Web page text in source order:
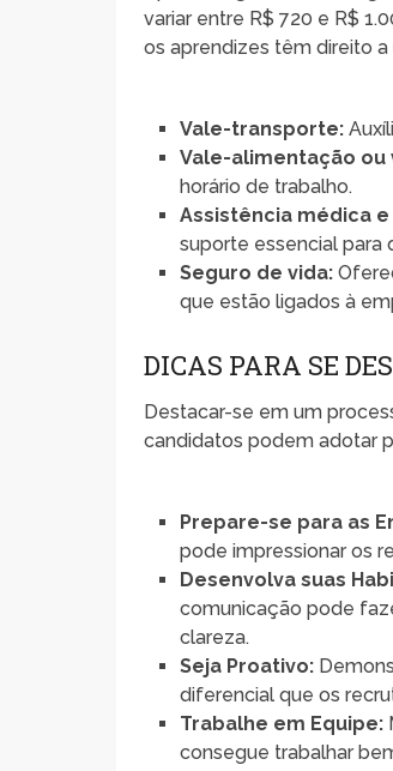
variar entre R$ 720 e R$
os aprendizes têm direito
Vale-transporte:
Vale-alimentação
horário de trabalho.
Assistência médica
suporte essencial
Seguro de vida:
que estão ligados à
DICAS PARA SE
Destacar-se em um
candidatos podem adotar
Prepare-se para as
pode impressionar os
Desenvolva suas
comunicação pode
clareza.
Seja Proativo:
diferencial que os
Trabalhe em Equipe:
consegue trabalhar